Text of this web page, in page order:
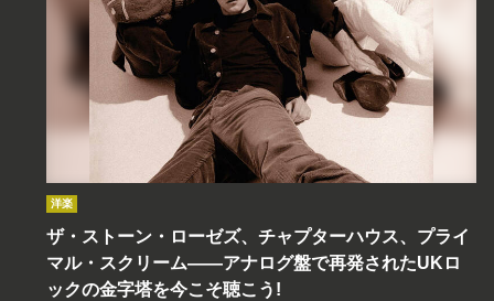
洋楽
ザ・ストーン・ローゼズ、チャプターハウス、プライ
マル・スクリーム――アナログ盤で再発されたUKロ
ックの金字塔を今こそ聴こう!